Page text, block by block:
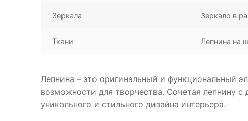
Зеркала Зеркало в
Ткани Лепнина на
Лепнина – это оригинальный и функциональный
возможности для творчества. Сочетая лепнину
уникального и стильного дизайна интерьера.